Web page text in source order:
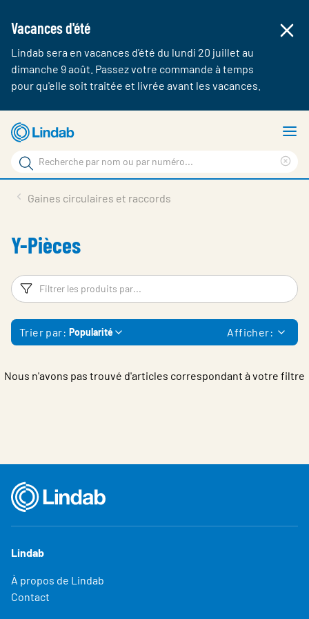
Vacances d'été
Lindab sera en vacances d'été du lundi 20 juillet au
dimanche 9 août. Passez votre commande à temps
pour qu'elle soit traitée et livrée avant les vacances.
Aller
au
contenu
principal
Rechercher
Rechercher
sur
Contact
Login
Choose languge
Gaines circulaires et raccords
Y-Pièces
Filtres
Trier par: Popularité Afficher:
Nous n'avons pas trouvé d'articles correspondant à votre filtre
Lindab
À propos de Lindab
Contact